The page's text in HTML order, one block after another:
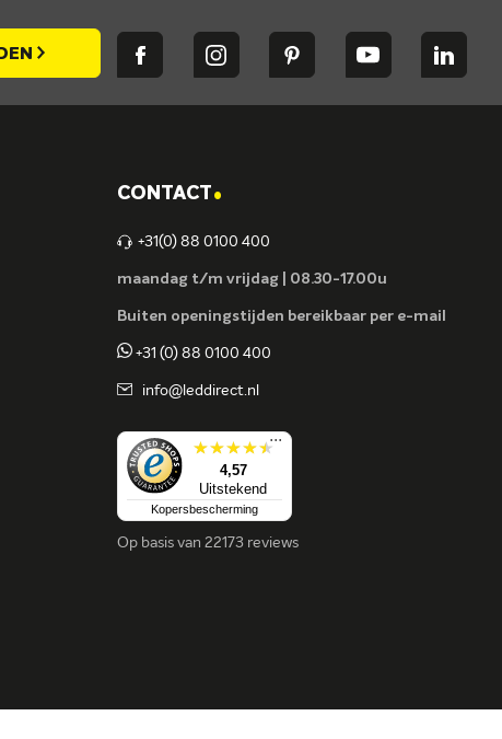
CONTACT.
+31(0) 88 0100 400
maandag t/m vrijdag | 08.30-17.00u
Buiten openingstijden bereikbaar per e-mail
+31 (0) 88 0100 400
info@leddirect.nl
4,57
Uitstekend
...
Kopersbescherming
Op basis van 22173 reviews